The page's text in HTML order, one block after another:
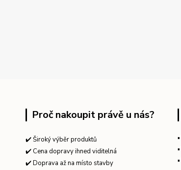
Proč nakoupit právě u nás?
✔️ Široký výběr produktů
✔️ Cena dopravy ihned viditelná
✔️ Doprava až na místo stavby
▪
▪
▪